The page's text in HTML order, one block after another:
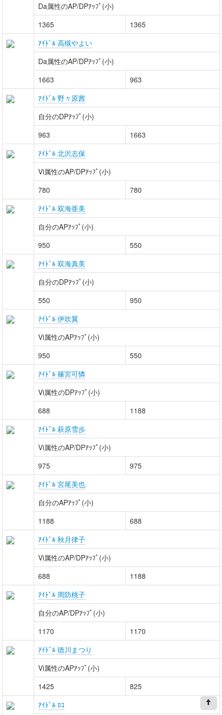
Da属性のAP/DPｱｯﾌﾟ(小)
1365
1365
ｱｲﾄﾞﾙ 高槻やよい
Da属性のAP/DPｱｯﾌﾟ(小)
1663
963
ｱｲﾄﾞﾙ 野々原茜
自分のDPｱｯﾌﾟ(小)
963
1663
ｱｲﾄﾞﾙ 北沢志保
Vi属性のAP/DPｱｯﾌﾟ(小)
780
780
ｱｲﾄﾞﾙ 双海亜美
自分のAPｱｯﾌﾟ(小)
950
550
ｱｲﾄﾞﾙ 双海真美
自分のDPｱｯﾌﾟ(小)
550
950
ｱｲﾄﾞﾙ 伊吹翼
Vi属性のAPｱｯﾌﾟ(小)
950
550
ｱｲﾄﾞﾙ 篠宮可憐
Vi属性のDPｱｯﾌﾟ(小)
688
1188
ｱｲﾄﾞﾙ 萩原雪歩
Vi属性のAP/DPｱｯﾌﾟ(小)
975
975
ｱｲﾄﾞﾙ 宮尾美也
自分のAPｱｯﾌﾟ(小)
1188
688
ｱｲﾄﾞﾙ 秋月律子
Vi属性のAP/DPｱｯﾌﾟ(小)
688
1188
ｱｲﾄﾞﾙ 周防桃子
自分のAP/DPｱｯﾌﾟ(小)
1170
1170
ｱｲﾄﾞﾙ 徳川まつり
Vi属性のAPｱｯﾌﾟ(小)
1425
825
ｱｲﾄﾞﾙ ﾛｺ